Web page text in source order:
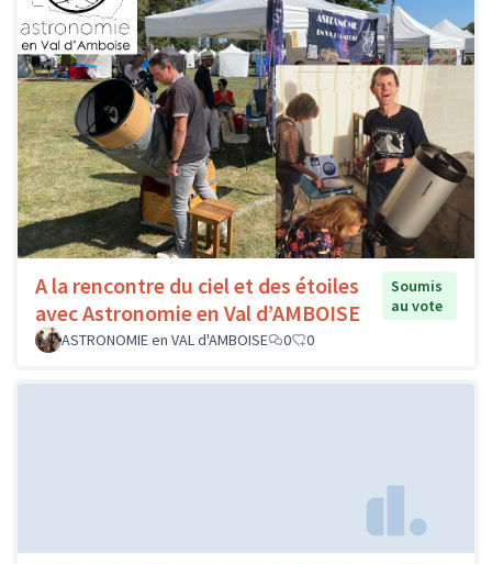
A la rencontre du ciel et des étoiles
avec Astronomie en Val d’AMBOISE
Soumis
au vote
ASTRONOMIE en VAL d'AMBOISE
0 0